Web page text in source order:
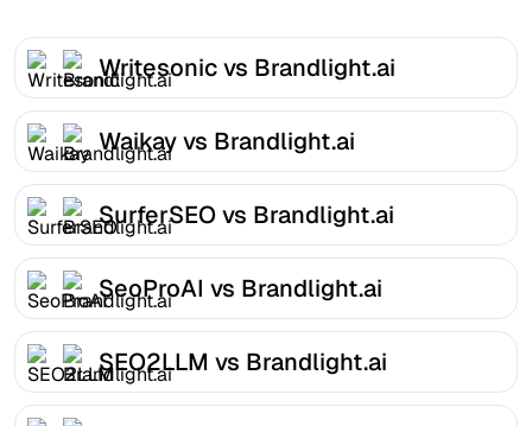
Writesonic vs Brandlight.ai
Waikay vs Brandlight.ai
SurferSEO vs Brandlight.ai
SeoProAI vs Brandlight.ai
SEO2LLM vs Brandlight.ai